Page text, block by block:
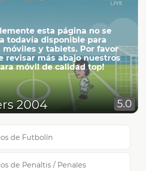
esta página no se
todavía disponible para
y tablets. Por favor
revisar más abajo nuestros
móvil de calidad top!
2004 5.0
de Futbolín
de Penaltis / Penales